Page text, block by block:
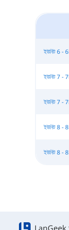
ইউনিট 6 -
ইউনিট 7 -
ইউনিট 7 -
ইউনিট 8 -
ইউনিট 8 -